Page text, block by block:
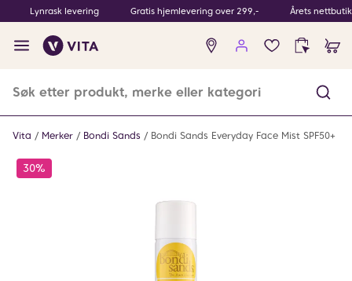
Lynrask levering Gratis hjemlevering over 299,- Årets
Ingen
produkter
Vita Merker Bondi Sands Bondi Sands Everyday Face Mist SPF50+
30%